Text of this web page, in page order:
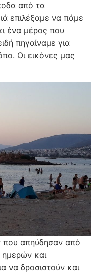
από τα
επιλέξαμε να πάμε
ένα μέρος που
πηγαίναμε για
Οι εικόνες μας
που απηύδησαν από
ημερών και
να δροσιστούν και